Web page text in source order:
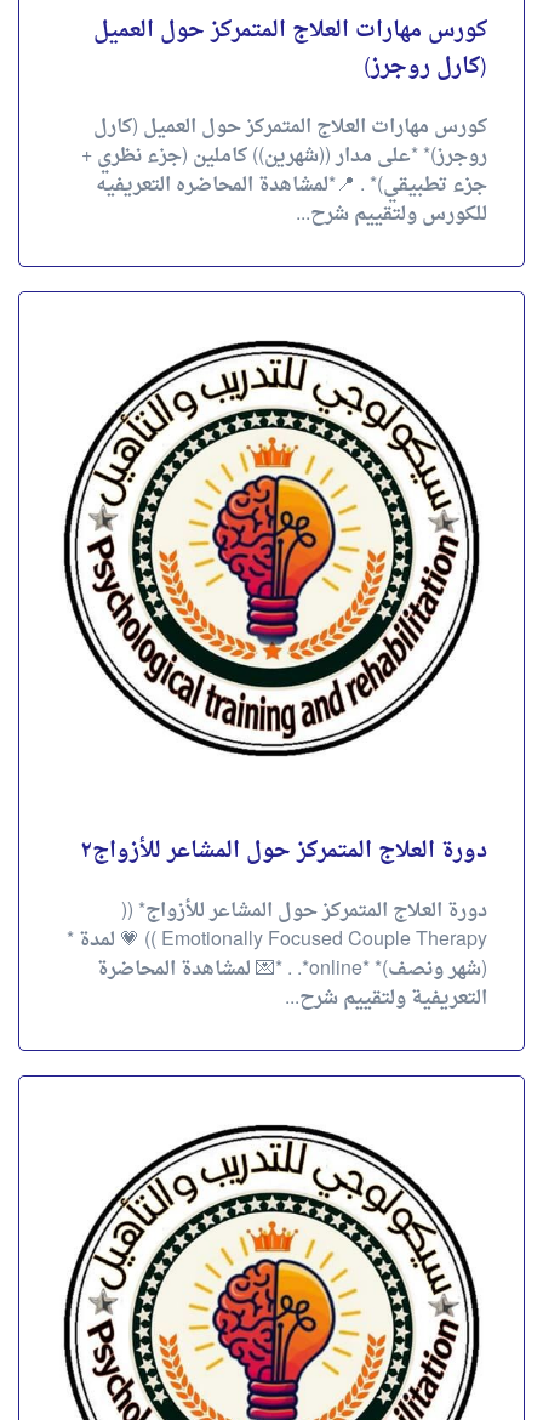
كورس مهارات العلاج المتمركز حول العميل
(كارل روجرز)
كورس مهارات العلاج المتمركز حول العميل (كارل
روجرز)* *على مدار ((شهرين)) كاملين (جزء نظري +
جزء تطبيقي)* . 📍*لمشاهدة المحاضره التعريفيه
للكورس ولتقييم شرح...
دورة العلاج المتمركز حول المشاعر للأزواج٢
دورة العلاج المتمركز حول المشاعر للأزواج* ((
Emotionally Focused Couple Therapy )) 💗 لمدة *
(شهر ونصف)* *online*. . *💌 لمشاهدة المحاضرة
التعريفية ولتقييم شرح...
دورة العلاج المتمركز حول المشاعر للأزواج٢
دورة العلاج المتمركز حول المشاعر للأزواج* ((
Emotionally Focused Couple Therapy )) 💗 لمدة *
(شهر ونصف)* *online*. . *💌 لمشاهدة المحاضرة
التعريفية ولتقييم شرح...
تقييم4.00
out of 5
احجز الآن
الكورس التأسيسي لعلاج أنظمة الأسرة
الداخلية
الكورس التأسيسي لعلاج أنظمة الأسرة الداخلية*
لمدة *((شهر))* نظري وتطبيقي.🫵🏻 . 📍*لمشاهدة
المحاضره التعريفيه للكورس ولتقييم شرح المحاضر*
👌 . 🦋 *محاور الكورس* 🦋 . 🟣...
تقييم
4.00
out of 5